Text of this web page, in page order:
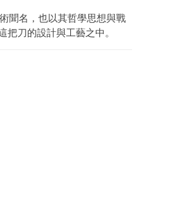
聞名，也以其哲學思想與戰
刀的設計與工藝之中。